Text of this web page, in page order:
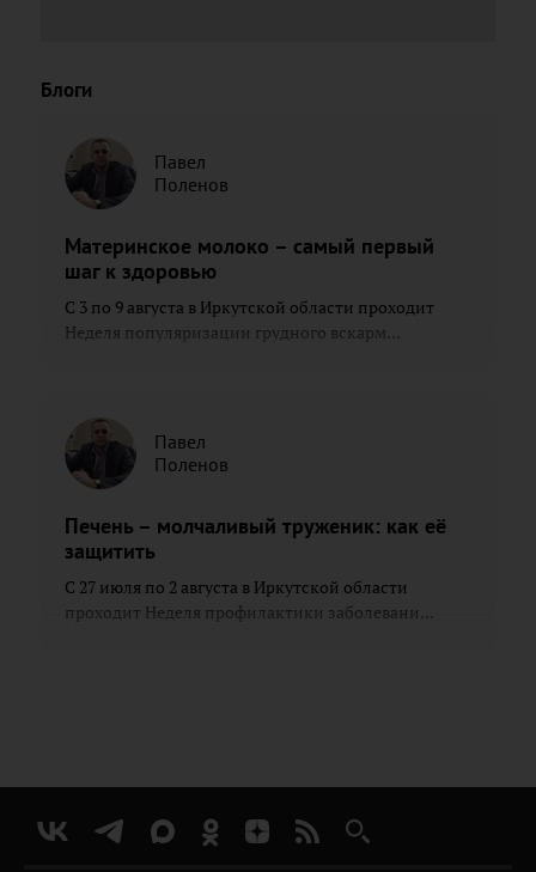
Блоги
Павел
Поленов
Материнское молоко – самый первый
шаг к здоровью
С 3 по 9 августа в Иркутской области проходит
Неделя популяризации грудного вскарм...
Павел
Поленов
Печень – молчаливый труженик: как её
защитить
С 27 июля по 2 августа в Иркутской области
проходит Неделя профилактики заболевани...